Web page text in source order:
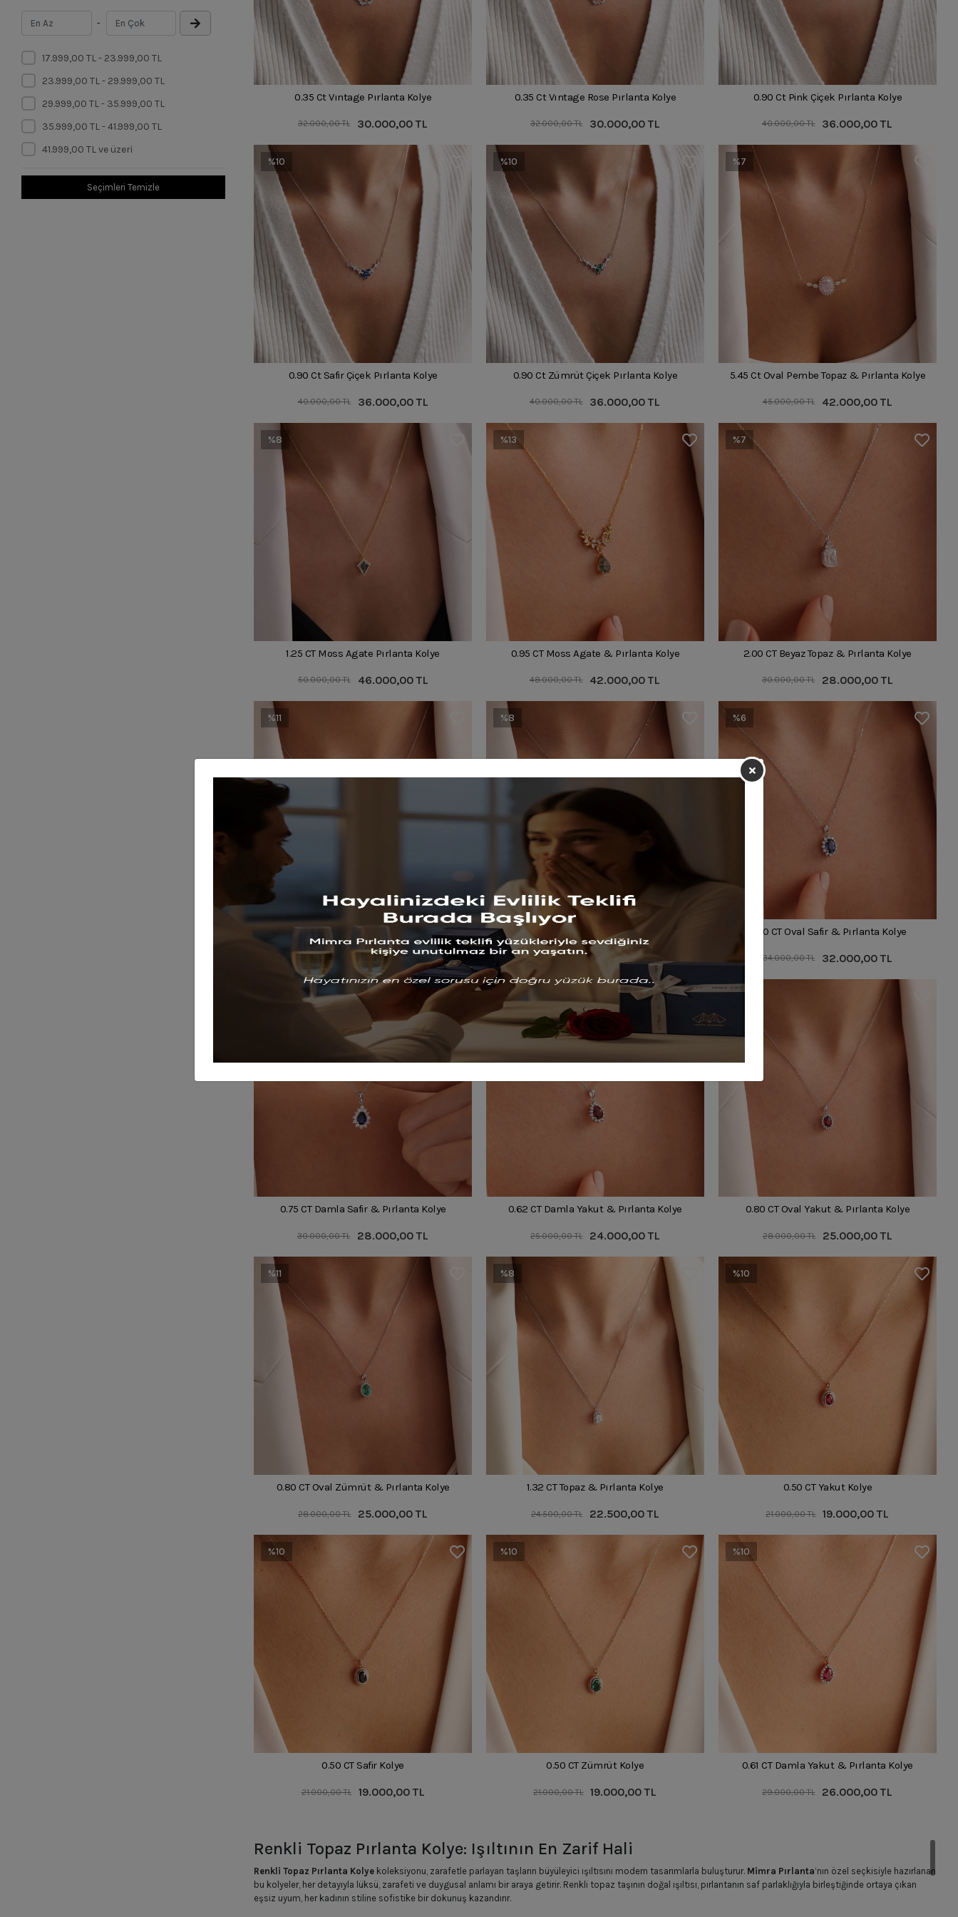
-
17.999,00 TL - 23.999,00 TL
23.999,00 TL - 29.999,00 TL
29.999,00 TL - 35.999,00 TL
35.999,00 TL - 41.999,00 TL
41.999,00 TL ve üzeri
Seçimleri Temizle
0.35 Ct Vıntage Pırlanta Kolye
32.000,00 TL 30.000,00 TL
0.35 Ct Vıntage Rose Pırlanta Kolye
32.000,00 TL 30.000,00 TL
0.90 Ct Pink Çiçek Pırlanta Kolye
40.000,00 TL 36.000,00 TL
%10
0.90 Ct Safir Çiçek Pırlanta Kolye
40.000,00 TL 36.000,00 TL
%10
0.90 Ct Zümrüt Çiçek Pırlanta Kolye
40.000,00 TL 36.000,00 TL
%7
5.45 Ct Oval Pembe Topaz & Pırlanta Kolye
45.000,00 TL 42.000,00 TL
%8
1.25 CT Moss Agate Pırlanta Kolye
50.000,00 TL 46.000,00 TL
%13
0.95 CT Moss Agate & Pırlanta Kolye
48.000,00 TL 42.000,00 TL
%7
2.00 CT Beyaz Topaz & Pırlanta Kolye
30.000,00 TL 28.000,00 TL
%11
0.70 CT Tasarım Safir & Pırlanta Kolye
25.000,00 TL
%8
0.62 CT Damla Zümrüt & Pırlanta Kolye
26.000,00 TL 24.000,00 TL
%6
0.90 CT Oval Safir & Pırlanta Kolye
34.000,00 TL 32.000,00 TL
0.75 CT Damla Safir & Pırlanta Kolye
30.000,00 TL 28.000,00 TL
%4
0.62 CT Damla Yakut & Pırlanta Kolye
25.000,00 TL 24.000,00 TL
%11
0.80 CT Oval Yakut & Pırlanta Kolye
28.000,00 TL 25.000,00 TL
%11
0.80 CT Oval Zümrüt & Pırlanta Kolye
28.000,00 TL 25.000,00 TL
%8
1.32 CT Topaz & Pırlanta Kolye
24.500,00 TL 22.500,00 TL
%10
0.50 CT Yakut Kolye
21.000,00 TL 19.000,00 TL
%10
0.50 CT Safir Kolye
21.000,00 TL 19.000,00 TL
%10
0.50 CT Zümrüt Kolye
21.000,00 TL 19.000,00 TL
%10
0.61 CT Damla Yakut & Pırlanta Kolye
29.000,00 TL 26.000,00 TL
Renkli Topaz Pırlanta Kolye: Işıltının En Zarif Hali
Renkli Topaz Pırlanta Kolye koleksiyonu, zarafetle parlayan taşların büyüleyici ışıltısını modern tasarımlarla buluşturur. Mimra Pırlanta’nın özel seçkisiyle hazırlanan
bu kolyeler, her detayıyla lüksü, zarafeti ve duygusal anlamı bir araya getirir. Renkli topaz taşının doğal ışıltısı, pırlantanın saf parlaklığıyla birleştiğinde ortaya çıkan
eşsiz uyum, her kadının stiline sofistike bir dokunuş kazandırır.